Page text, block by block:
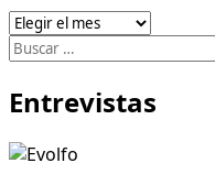
The
Flaming
Lips
caja
5
Archivos
Buscar:
Entrevistas